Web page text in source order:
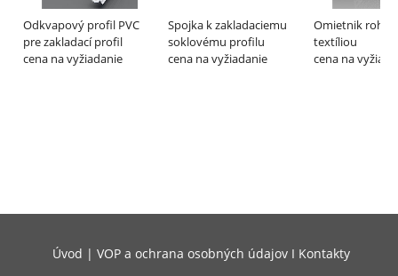
Odkvapový profil PVC
pre zakladací profil
cena na vyžiadanie
Spojka k zakladaciemu
soklovému profilu
cena na vyžiadanie
Omietnik
textíliou
cena na
Úvod | VOP a ochrana osobných údajovI Kontakty